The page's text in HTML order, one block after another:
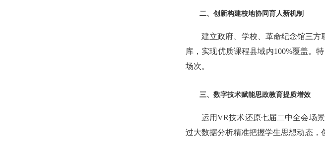
二、创新构建校地协同育人新机制
建立政府、学校、革命纪念馆三方
库，实现优质课程县域内100%覆盖。
场次。
三、数字技术赋能思政教育提质增效
运用VR技术还原七届二中全会场
过大数据分析精准把握学生思想动态